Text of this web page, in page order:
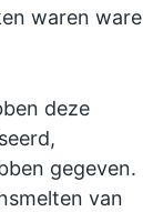
waren ware
deze
gegeven.
van